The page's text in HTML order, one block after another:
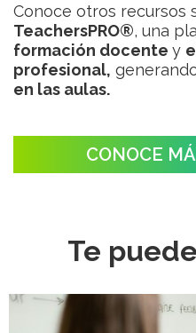
Conoce otros recursos
TeachersPRO®, una
formación docente y
profesional,
en las aulas.
CONOCE
Te puede